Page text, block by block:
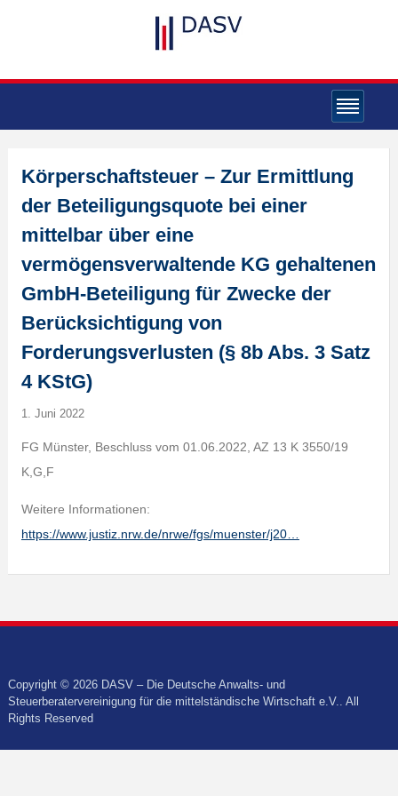
Körperschaftsteuer – Zur Ermittlung
der Beteiligungsquote bei einer
mittelbar über eine
vermögensverwaltende KG gehaltenen
GmbH-Beteiligung für Zwecke der
Berücksichtigung von
Forderungsverlusten (§ 8b Abs. 3 Satz
4 KStG)
1. Juni 2022
FG Münster, Beschluss vom 01.06.2022, AZ 13 K 3550/19
K,G,F
Weitere Informationen:
https://www.justiz.nrw.de/nrwe/fgs/muenster/j20…
Copyright © 2026 DASV – Die Deutsche Anwalts- und
Steuerberatervereinigung für die mittelständische Wirtschaft e.V.. All
Rights Reserved